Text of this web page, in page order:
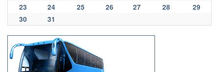
23
24 25 26 27 28
29
30
31